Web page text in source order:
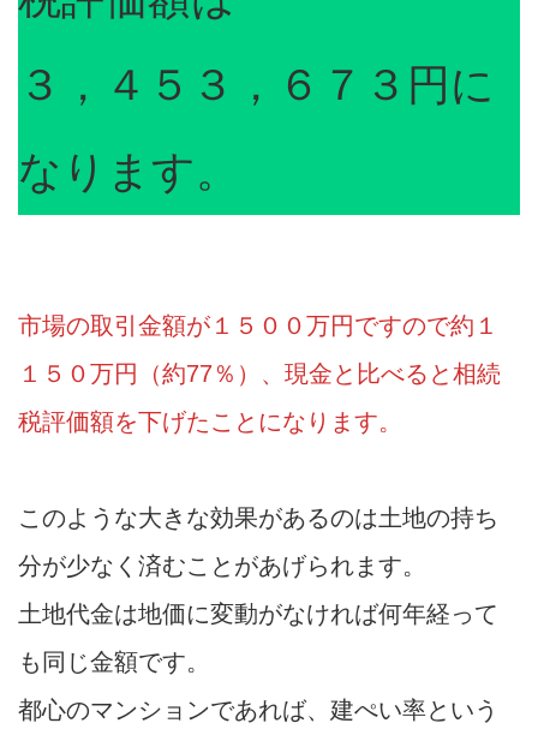
３，４５３，６７３円に
なります。
市場の取引金額が１５００万円ですので約１
１５０万円（約77％）、現金と比べると相続
税評価額を下げたことになります。
このような大きな効果があるのは土地の持ち
分が少なく済むことがあげられます。
土地代金は地価に変動がなければ何年経って
も同じ金額です。
都心のマンションであれば、建ぺい率という